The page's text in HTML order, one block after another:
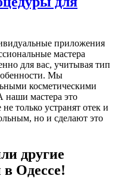
приложения
мастера
для вас, учитывая тип
Мы
косметическими
наши мастера это
только устранят отек и
но и сделают это
другие
Одессе!